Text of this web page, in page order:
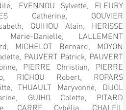
EVENNOU Sylvette, FLEURY
Catherine, GOUVIER
GUIHOU Alain, HERISSE
Marie-Danielle, LALLEMENT
MICHELOT Bernard, MOYON
PAUVERT Patrick, PAUVERT
PIERRE Christian, PIERRE
RICHOU Robert, ROPARS
THUAULT Maryvonne, DIJOL
GUIHO Colette, PITARD
CARRE Cybélia, CHALEIL